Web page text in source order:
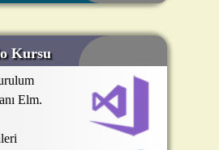
Kursu
Elm.